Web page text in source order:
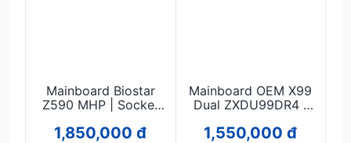
Mainboard Biostar
Z590 MHP | Socket
Gen 10/11 | DDR4 |
1,850,000 đ
Mainboard OEM X99
Dual ZXDU99DR4 |
Hỗ Trợ Xeon E5
1,550,000 đ